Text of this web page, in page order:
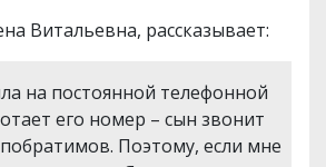
Витальевна, рассказывает:
на постоянной телефонной
его номер – сын звонит
Поэтому, если мне